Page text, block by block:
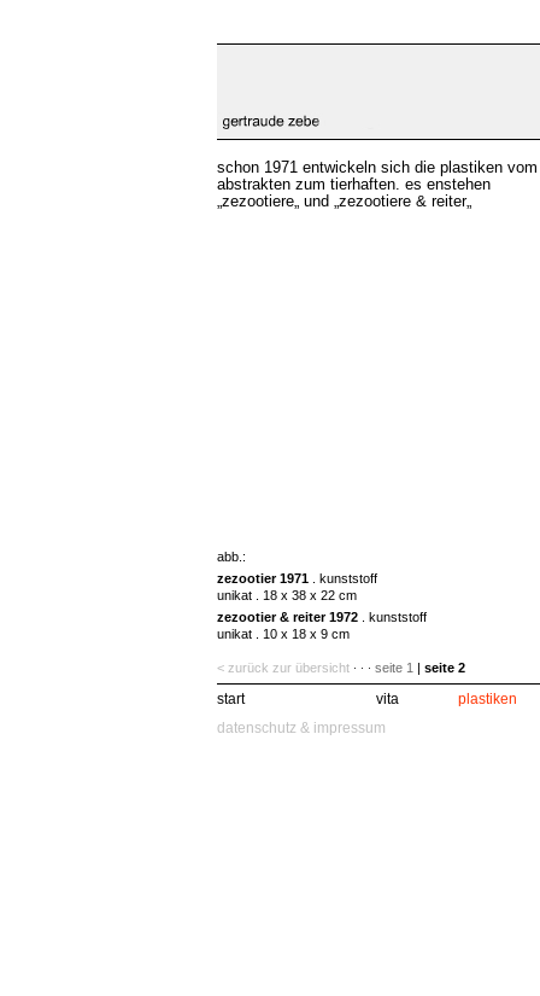
schon 1971 entwickeln sich die plastiken vom
abstrakten zum tierhaften. es enstehen
„zezootiere„ und „zezootiere & reiter„
abb.:
zezootier 1971 . kunststoff
unikat . 18 x 38 x 22 cm
zezootier & reiter 1972 . kunststoff
unikat . 10 x 18 x 9 cm
< zurück zur übersicht · · · seite 1 | seite 2
start vita
plastiken
datenschutz & impressum